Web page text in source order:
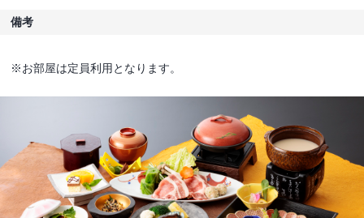
備考
※お部屋は定員利用となります。